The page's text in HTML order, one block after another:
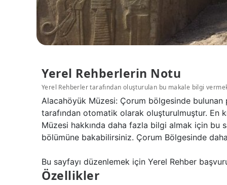
Yerel Rehberlerin Notu
Yerel Rehberler tarafından oluşturulan bu makale bilgi
Alacahöyük Müzesi: Çorum bölgesinde
tarafından otomatik olarak oluşturulmuştur. En
Müzesi hakkında daha fazla bilgi almak için bu
bölümüne bakabilirsiniz. Çorum Bölgesinde
Bu sayfayı düzenlemek için Yerel Rehber
Özellikler